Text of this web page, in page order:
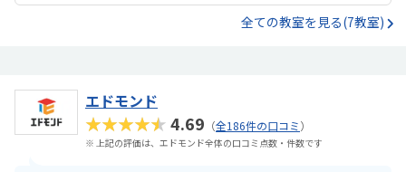
全ての教室を見る(7教室)
エドモンド
★★★★★4.69 （全186件の口コミ）
※ 上記の評価は、エドモンド全体の口コミ点数・件数です